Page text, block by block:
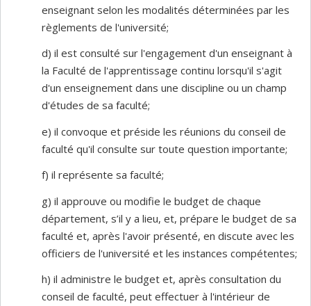
enseignant selon les modalités déterminées par les
règlements de l'université;
d) il est consulté sur l'engagement d'un enseignant à
la Faculté de l'apprentissage continu lorsqu'il s'agit
d'un enseignement dans une discipline ou un champ
d'études de sa faculté;
e) il convoque et préside les réunions du conseil de
faculté qu'il consulte sur toute question importante;
f) il représente sa faculté;
g) il approuve ou modifie le budget de chaque
département, s’il y a lieu, et, prépare le budget de sa
faculté et, après l'avoir présenté, en discute avec les
officiers de l'université et les instances compétentes;
h) il administre le budget et, après consultation du
conseil de faculté, peut effectuer à l'intérieur de